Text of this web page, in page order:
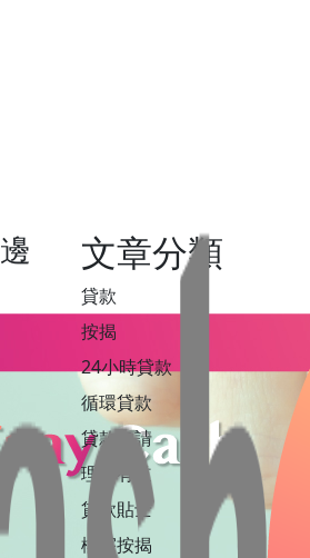
文章分類
貸款
按揭
24小時貸款
循環貸款
貸款申請
理財有道
貸款貼士
樓宇按揭